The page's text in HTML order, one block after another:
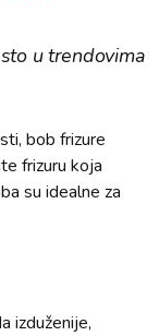
u trendovima
bob frizure
frizuru koja
su idealne za
izduženije,